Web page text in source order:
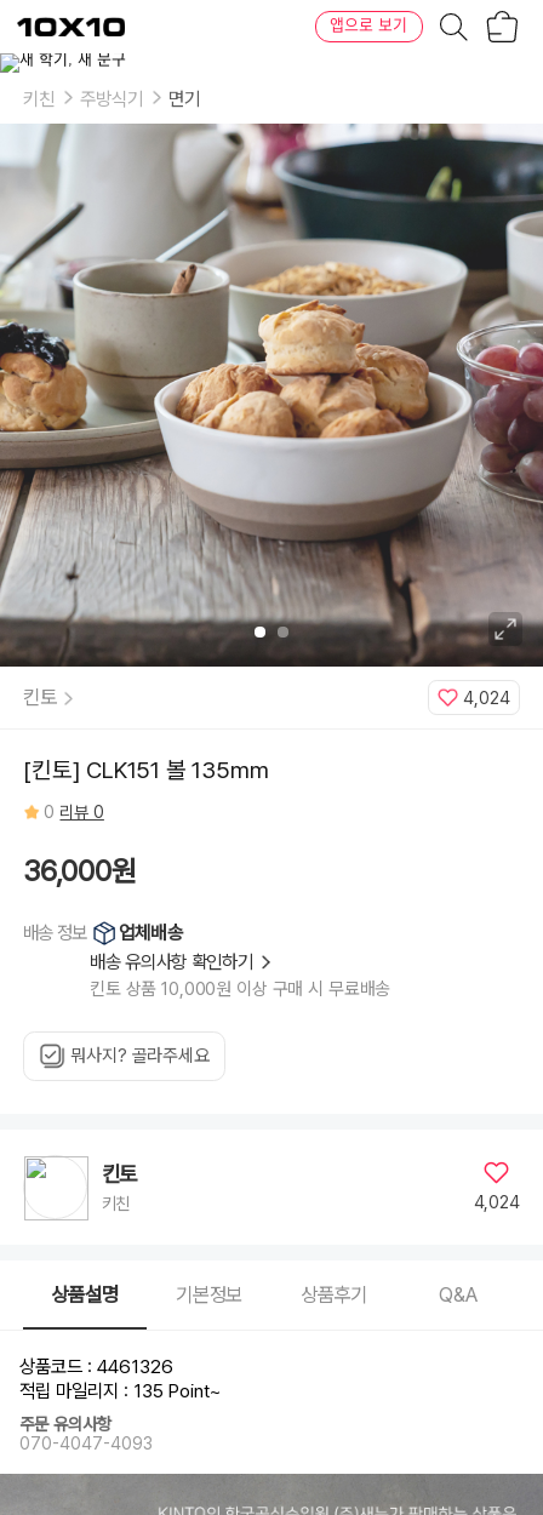
텐
바
텐
앱으로 보기
이
상
색
지,
핑
크,
블
랙
키친 주방식기 면기
킨토 4,024
[킨토] CLK151 볼 135mm
0 리뷰 0
36,000원
배송 정보
업체배송
배송 유의사항 확인하기
킨토 상품 10,000원 이상 구매 시 무료배송
뭐사지? 골라주세요
킨토
키친 4,024
상품설명 기본정보 상품후기 Q&A
상품코드 : 4461326
적립 마일리지 : 135 Point~
주문 유의사항
070-4047-4093